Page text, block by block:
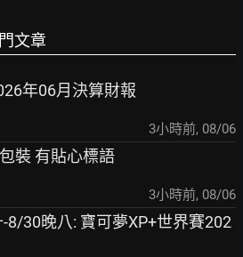
文章
年06月決算財報
3小時前, 08/06
裝 有貼心標語
3小時前, 08/06
8/30晚八: 寶可夢XP+世界賽202